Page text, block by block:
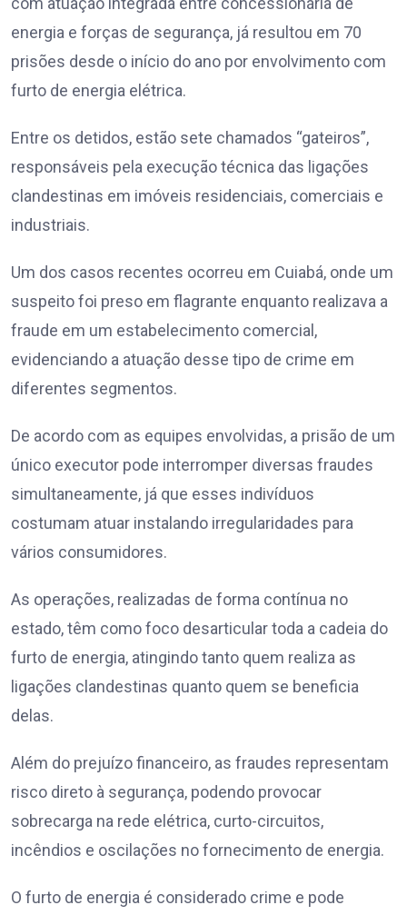
energia e forças de segurança, já resultou em 70
prisões desde o início do ano por envolvimento com
furto de energia elétrica.
Entre os detidos, estão sete chamados “gateiros”,
responsáveis pela execução técnica das ligações
clandestinas em imóveis residenciais, comerciais e
industriais.
Um dos casos recentes ocorreu em Cuiabá, onde um
suspeito foi preso em flagrante enquanto realizava a
fraude em um estabelecimento comercial,
evidenciando a atuação desse tipo de crime em
diferentes segmentos.
De acordo com as equipes envolvidas, a prisão de um
único executor pode interromper diversas fraudes
simultaneamente, já que esses indivíduos
costumam atuar instalando irregularidades para
vários consumidores.
As operações, realizadas de forma contínua no
estado, têm como foco desarticular toda a cadeia do
furto de energia, atingindo tanto quem realiza as
ligações clandestinas quanto quem se beneficia
delas.
Além do prejuízo financeiro, as fraudes representam
risco direto à segurança, podendo provocar
sobrecarga na rede elétrica, curto-circuitos,
incêndios e oscilações no fornecimento de energia.
O furto de energia é considerado crime e pode